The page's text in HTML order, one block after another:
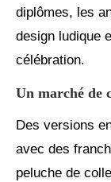
diplômes, les
design ludique
célébration.
Un marché de
Des versions
avec des
peluche de